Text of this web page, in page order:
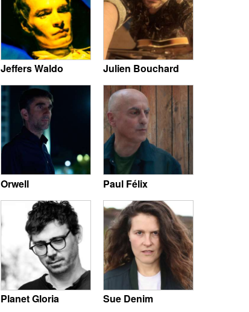
Jeffers Waldo Julien Bouchard
Orwell Paul Félix
Planet Gloria Sue Denim